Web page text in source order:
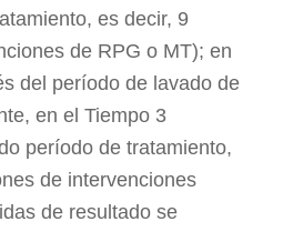
es decir, 9
de RPG o MT); en
del período de lavado de
en el Tiempo 3
período de tratamiento,
de intervenciones
de resultado se